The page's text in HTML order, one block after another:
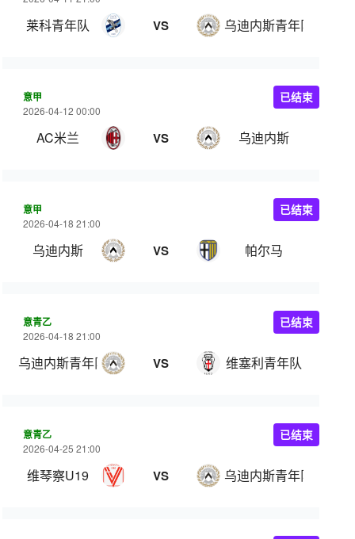
莱科青年队 VS 乌迪内斯青年队
意甲
2026-04-12 00:00
AC米兰 VS 乌迪内斯
已结束
意甲
2026-04-18 21:00
乌迪内斯 VS 帕尔马
已结束
意青乙
2026-04-18 21:00
乌迪内斯青年队 VS 维塞利青年队
已结束
意青乙
2026-04-25 21:00
维琴察U19 VS 乌迪内斯青年队
已结束